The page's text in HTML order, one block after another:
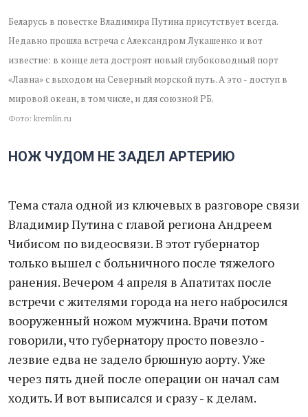
Беларусь в повестке Владимира Путина присутствует всегда.
Недавно прошла встреча с Александром Лукашенко и вот
известие: в конце лета достроят новый глубоководный порт
«Лавна» с выходом на Северный морской путь. А это - доступ в
мировой океан, в том числе, и для союзной РБ.
Фото: kremlin.ru
НОЖ ЧУДОМ НЕ ЗАДЕЛ АРТЕРИЮ
Тема стала одной из ключевых в разговоре связи
Владимир Путина с главой региона Андреем
Чибисом по видеосвязи. В этот губернатор
только вышел с больничного после тяжелого
ранения. Вечером 4 апреля в Апатитах после
встречи с жителями города на него набросился
вооруженный ножом мужчина. Врачи потом
говорили, что губернатору просто повезло -
лезвие едва не задело брюшную аорту. Уже
через пять дней после операции он начал сам
ходить. И вот выписался и сразу - к делам.